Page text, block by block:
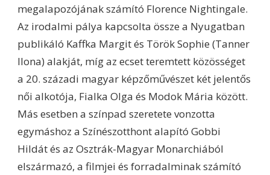
megalapozójának számító Florence Nightingale.
Az irodalmi pálya kapcsolta össze a Nyugatban
publikáló Kaffka Margit és Török Sophie (Tanner
Ilona) alakját, míg az ecset teremtett közösséget
a 20. századi magyar képzőművészet két jelentős
női alkotója, Fialka Olga és Modok Mária között.
Más esetben a színpad szeretete vonzotta
egymáshoz a Színészotthont alapító Gobbi
Hildát és az Osztrák-Magyar Monarchiából
elszármazó, a filmjei és forradalminak számító